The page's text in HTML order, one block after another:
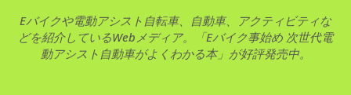
Eバイクや電動アシスト自転車、自動車、アクティビティな
どを紹介しているWebメディア。「Eバイク事始め 次世代電
動アシスト自動車がよくわかる本」が好評発売中。